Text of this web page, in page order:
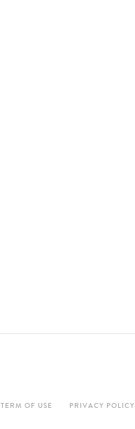
TERM OF USE PRIVACY POLICY